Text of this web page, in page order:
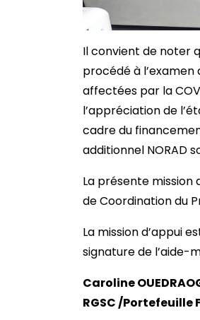
Il convient de noter
procédé à
affectées par la
l’appréciation de
cadre du
additionnel NORAD
La présente mission
de Coordination du
La mission d’appui
signature de l’aide-
Caroline
RGSC /Portefeuille